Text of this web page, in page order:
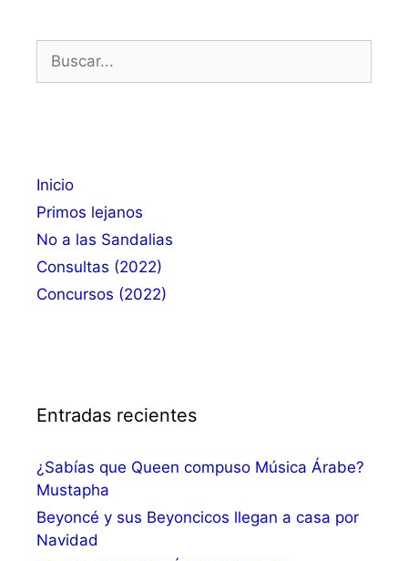
Inicio
Primos lejanos
No a las Sandalias
Consultas (2022)
Concursos (2022)
Entradas recientes
¿Sabías que Queen compuso Música Árabe?
Mustapha
Beyoncé y sus Beyoncicos llegan a casa por
Navidad